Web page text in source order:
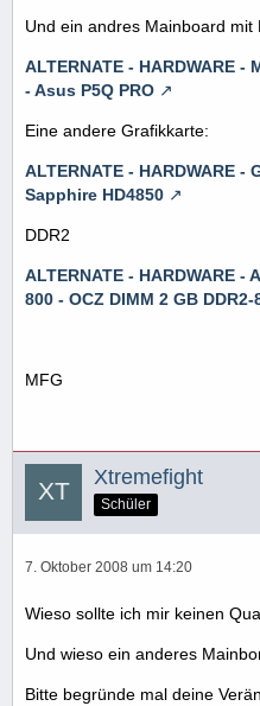
Und ein andres Mainboard mit
ALTERNATE - HARDWARE
- Asus P5Q PRO
Eine andere Grafikkarte:
ALTERNATE - HARDWARE -
Sapphire HD4850
DDR2
ALTERNATE - HARDWARE
800 - OCZ DIMM 2 GB
MFG
Xtremefight
Schüler
7. Oktober 2008 um 14:20
Wieso sollte ich mir keinen
Und wieso ein anderes
Bitte begründe mal deine